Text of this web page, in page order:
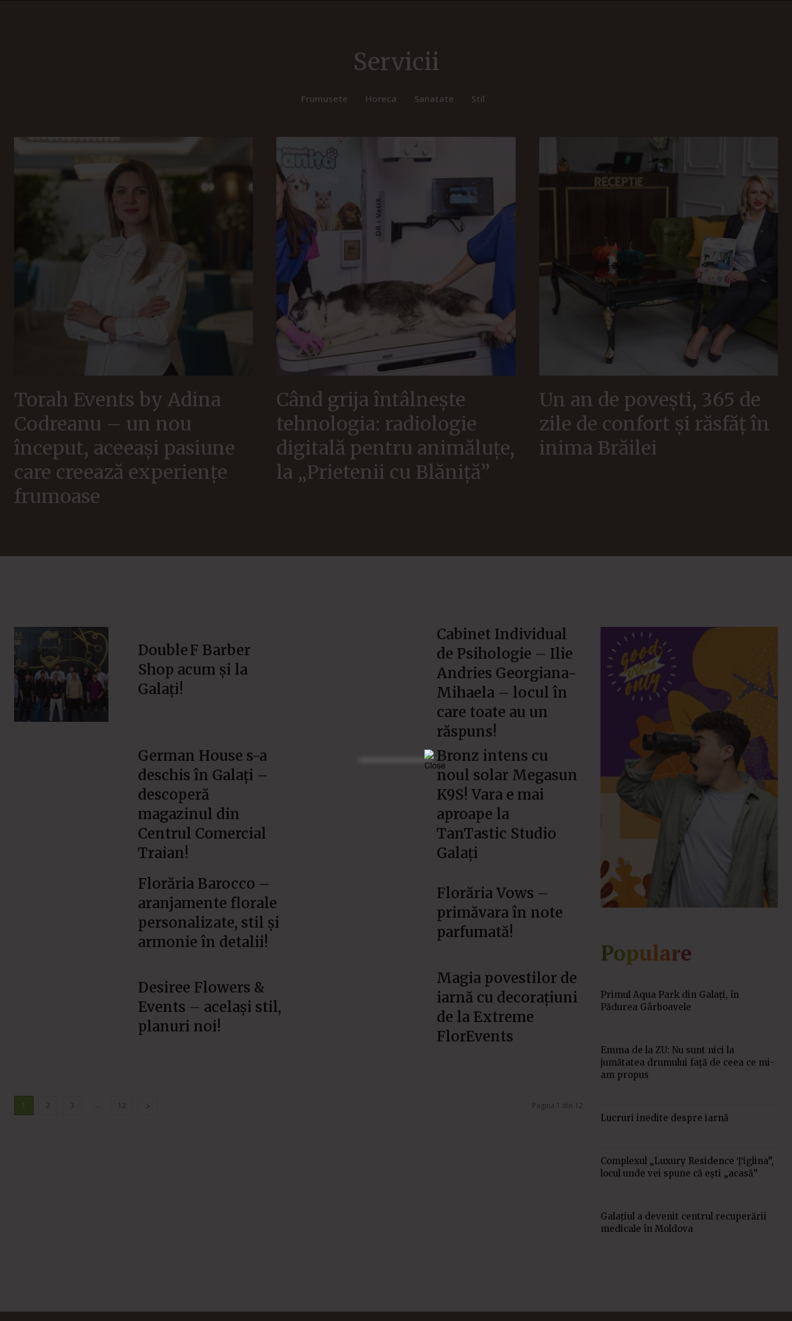
Servicii
Frumusete Horeca Sanatate Stil
Torah Events by Adina
Codreanu – un nou
început, aceeași pasiune
care creează experiențe
frumoase
Când grija întâlnește
tehnologia: radiologie
digitală pentru animăluțe,
la „Prietenii cu Blăniță”
Un an de povești, 365 de
zile de confort și răsfăț în
inima Brăilei
Double F Barber
Shop acum și la
Galați!
Cabinet Individual
de Psihologie – Ilie
Andries Georgiana-
Mihaela – locul în
care toate au un
răspuns!
German House s-a
deschis în Galați –
descoperă
magazinul din
Centrul Comercial
Traian!
Bronz intens cu
noul solar Megasun
K9S! Vara e mai
aproape la
TanTastic Studio
Galați
Florăria Barocco –
aranjamente florale
personalizate, stil și
armonie în detalii!
Florăria Vows –
primăvara în note
parfumată!
Desiree Flowers &
Events – același stil,
planuri noi!
Magia povestilor de
iarnă cu decorațiuni
de la Extreme
FlorEvents
1 2 3 12 Pagina 1 din 12
Populare
Primul Aqua Park din Galaţi, în
Pădurea Gârboavele
Emma de la ZU: Nu sunt nici la
jumătatea drumului față de ceea ce mi-
am propus
Lucruri inedite despre iarnă
Complexul „Luxury Residence Ţiglina”,
locul unde vei spune că eşti „acasă”
Galațiul a devenit centrul recuperării
medicale în Moldova